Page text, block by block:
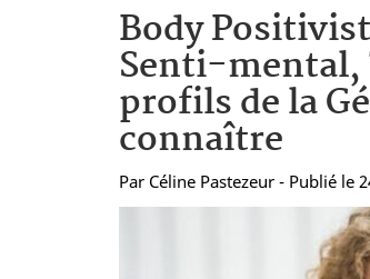
Body
Senti-mental,
profils de la
connaître
Par Céline Pastezeur - Publié le